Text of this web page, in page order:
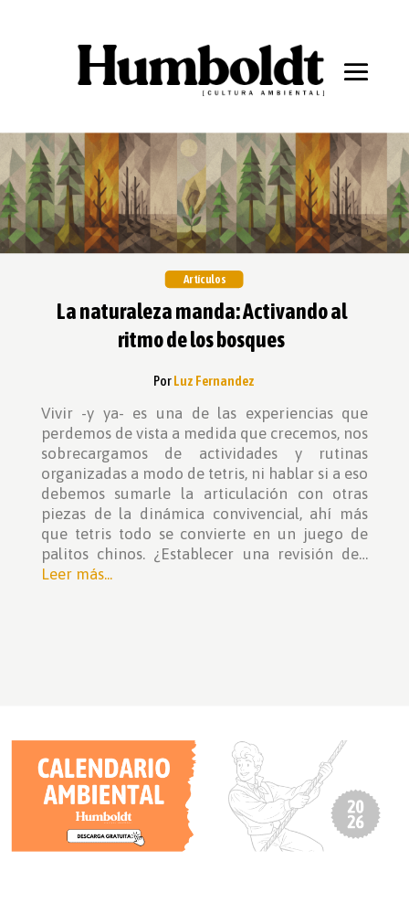
Artículos
La naturaleza manda: Activando al
ritmo de los bosques
PorLuz Fernandez
Vivir -y ya- es una de las experiencias que
perdemos de vista a medida que crecemos, nos
sobrecargamos de actividades y rutinas
organizadas a modo de tetris, ni hablar si a eso
debemos sumarle la articulación con otras
piezas de la dinámica convivencial, ahí más
que tetris todo se convierte en un juego de
palitos chinos. ¿Establecer una revisión de…
Leer más...